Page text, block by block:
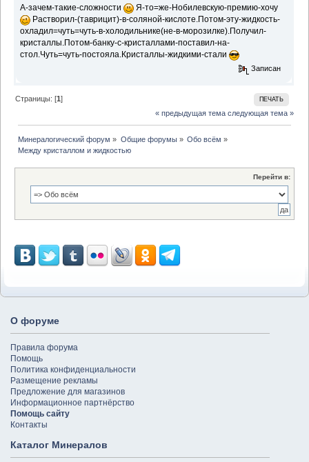
А-зачем-такие-сложности
Я-то=же-Нобилевскую-премию-хочу
Растворил-(таврицит)-в-соляной-кислоте.Потом-эту-жидкость-
охладил=чуть=чуть-в-холодильнике(не-в-морозилке).Получил-
кристаллы.Потом-банку-с-кристаллами-поставил-на-
стол.Чуть=чуть-постояла.Кристаллы-жидкими-стали
Записан
ПЕЧАТЬ
Страницы: [1]
« предыдущая тема следующая тема »
Минералогический форум » Общие форумы» Обо всём »
Между кристаллом и жидкостью
Перейти в:
О форуме
Правила форума
Помощь
Политика конфиденциальности
Размещение рекламы
Предложение для магазинов
Информационное партнёрство
Помощь сайту
Контакты
Каталог Минералов